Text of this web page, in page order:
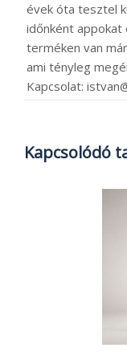
évek óta tesztel
időnként
terméken van
ami tényleg
Kapcsolat:
Kapcsolódó